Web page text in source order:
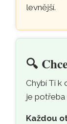
levnější.
🔍
Chybí Ti k
je
Každou